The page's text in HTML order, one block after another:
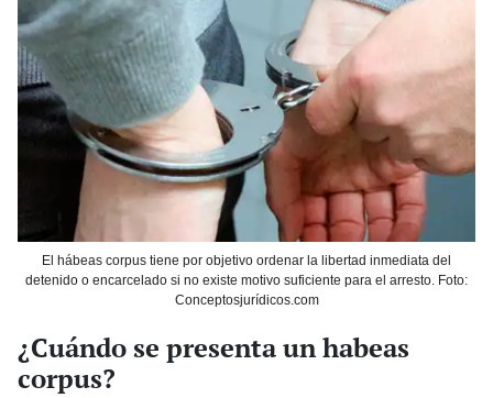
El hábeas corpus tiene por objetivo ordenar la libertad inmediata del
detenido o encarcelado si no existe motivo suficiente para el arresto. Foto:
Conceptosjurídicos.com
¿Cuándo se presenta un habeas
corpus?